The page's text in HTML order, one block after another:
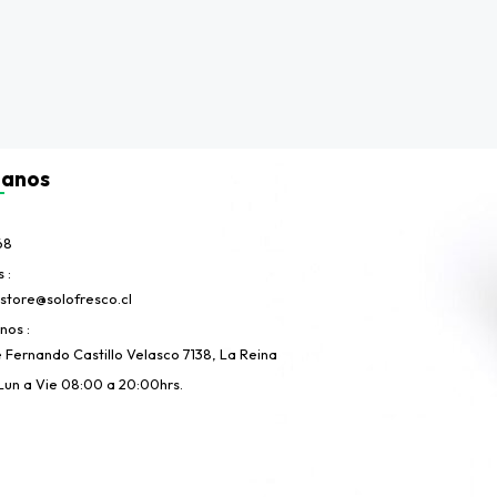
Fernando Castillo Velasco 7138, La Reina
a Vie 08:00 a 20:00hrs.